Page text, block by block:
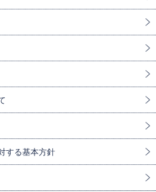
する基本方針